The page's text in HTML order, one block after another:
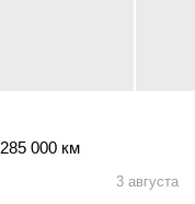
285 000 км
3 августа